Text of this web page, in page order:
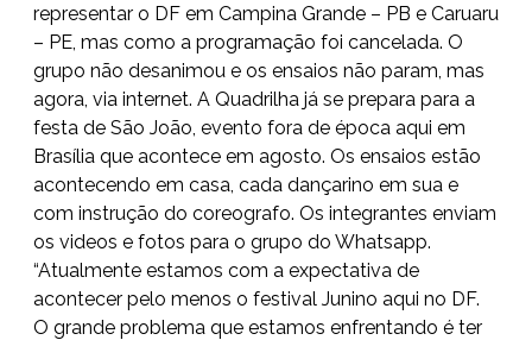
representar o DF em Campina Grande – PB e Caruaru
– PE, mas como a programação foi cancelada. O
grupo não desanimou e os ensaios não param, mas
agora, via internet. A Quadrilha já se prepara para a
festa de São João, evento fora de época aqui em
Brasília que acontece em agosto. Os ensaios estão
acontecendo em casa, cada dançarino em sua e
com instrução do coreografo. Os integrantes enviam
os videos e fotos para o grupo do Whatsapp.
“Atualmente estamos com a expectativa de
acontecer pelo menos o festival Junino aqui no DF.
O grande problema que estamos enfrentando é ter